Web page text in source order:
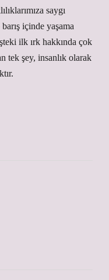
saygı
içinde yaşama
ilk ırk hakkında çok
tek şey, insanlık olarak